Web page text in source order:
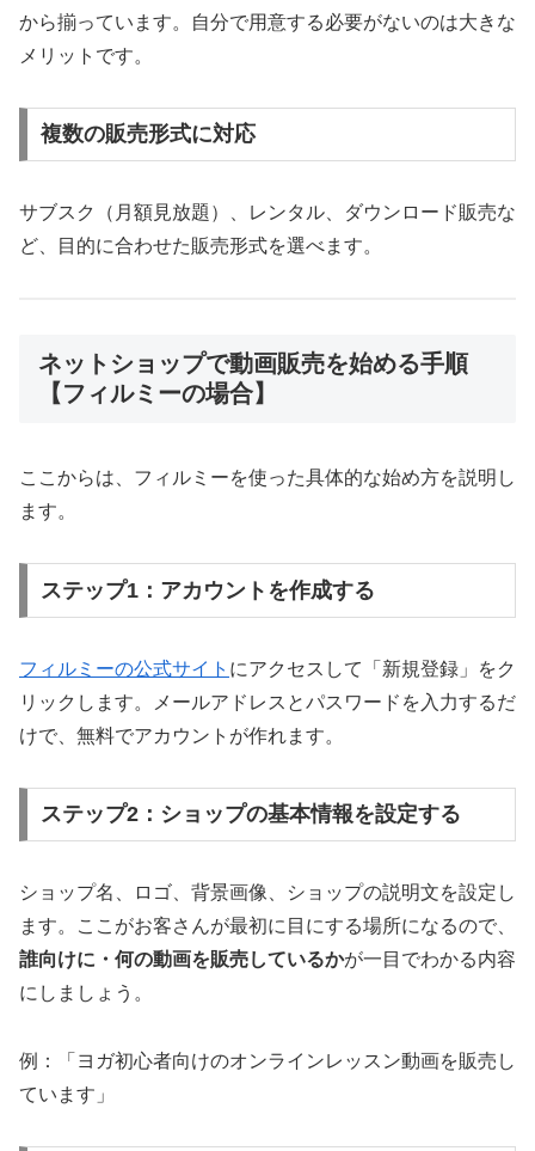
から揃っています。自分で用意する必要がないのは大きな
メリットです。
複数の販売形式に対応
サブスク（月額見放題）、レンタル、ダウンロード販売な
ど、目的に合わせた販売形式を選べます。
ネットショップで動画販売を始める手順
【フィルミーの場合】
ここからは、フィルミーを使った具体的な始め方を説明し
ます。
ステップ1：アカウントを作成する
フィルミーの公式サイト にアクセスして「新規登録」をク
リックします。メールアドレスとパスワードを入力するだ
けで、無料でアカウントが作れます。
ステップ2：ショップの基本情報を設定する
ショップ名、ロゴ、背景画像、ショップの説明文を設定し
ます。ここがお客さんが最初に目にする場所になるので、
誰向けに・何の動画を販売しているかが一目でわかる内容
にしましょう。
例：「ヨガ初心者向けのオンラインレッスン動画を販売し
ています」